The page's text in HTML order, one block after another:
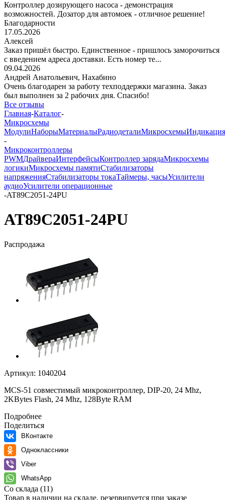
Контроллер дозирующего насоса - демонстрация
возможностей. Дозатор для автомоек - отличное решение!
Благодарности
17.05.2026
Алексей
Заказ пришёл быстро. Единственное - пришлось заморочиться
с введением адреса доставки. Есть номер те...
09.04.2026
Андрей Анатольевич, Нахабино
Очень благодарен за работу техподдержки магазина. Заказ
был выполнен за 2 рабочих дня. Спасибо!
Все отзывы
Главная-Каталог-
Микросхемы
МодулиНаборыМатериалыРадиодеталиМикросхемыИндикация
-
Микроконтроллеры
PWMДрайвераИнтерфейсыКонтроллер зарядаМикросхемы
логикиМикросхемы памятиСтабилизаторы
напряженияСтабилизаторы токаТаймеры, часыУсилители
аудиоУсилители операционные
-AT89C2051-24PU
AT89C2051-24PU
Распродажа
Артикул: 1040204
MCS-51 совместимый микроконтроллер, DIP-20, 24 Mhz,
2KBytes Flash, 24 Mhz, 128Byte RAM
Подробнее
Поделиться
ВКонтакте
Одноклассники
Viber
WhatsApp
Со склада (11)
Товар в наличии на складе, резервируется при заказе